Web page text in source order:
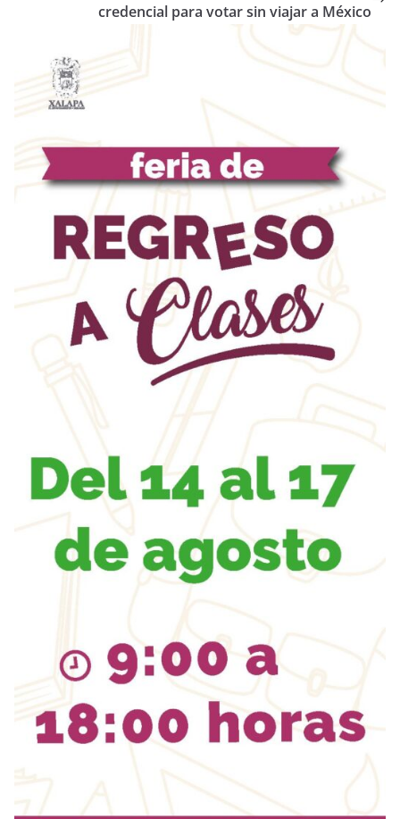
credencial para votar sin viajar a México